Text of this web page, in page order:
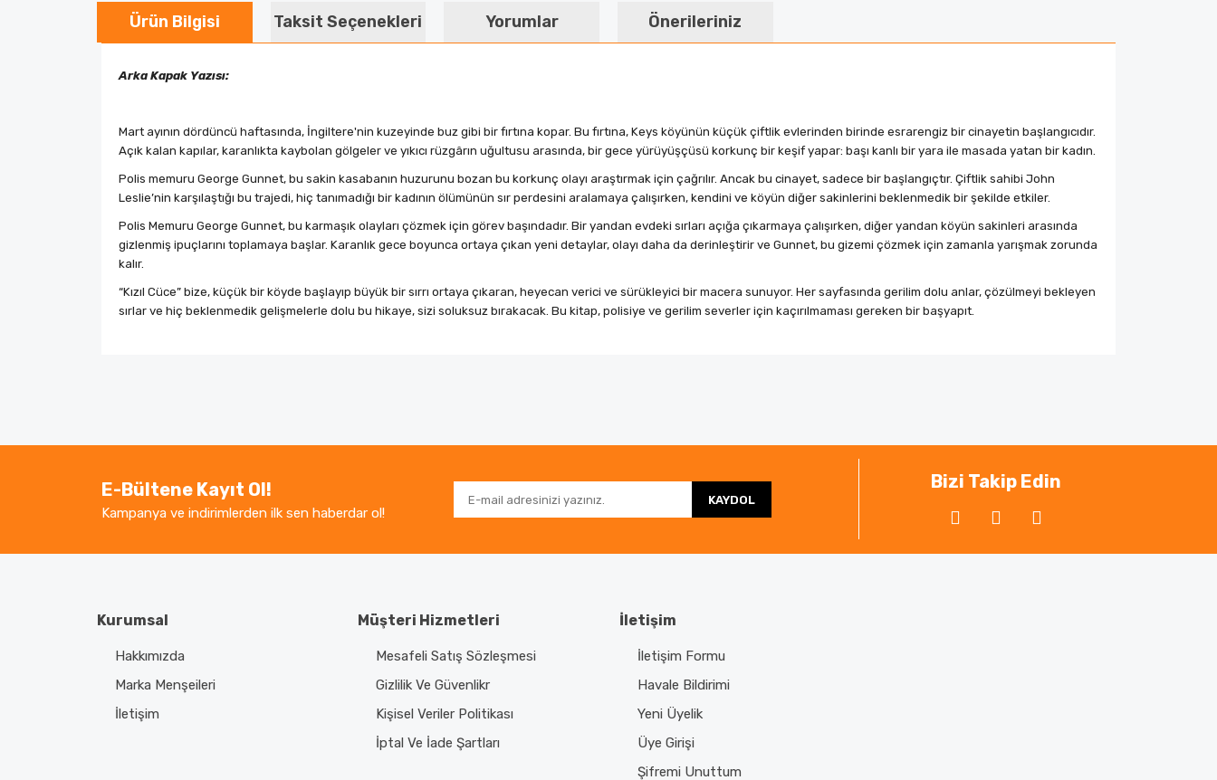
Ürün Bilgisi Taksit Seçenekleri Yorumlar Önerileriniz
Arka Kapak Yazısı:
Mart ayının dördüncü haftasında, İngiltere'nin kuzeyinde buz gibi bir fırtına kopar. Bu fırtına, Keys köyünün küçük çiftlik evlerinden birinde esrarengiz bir cinayetin başlangıcıdır.
Açık kalan kapılar, karanlıkta kaybolan gölgeler ve yıkıcı rüzgârın uğultusu arasında, bir gece yürüyüşçüsü korkunç bir keşif yapar: başı kanlı bir yara ile masada yatan bir kadın.
Polis memuru George Gunnet, bu sakin kasabanın huzurunu bozan bu korkunç olayı araştırmak için çağrılır. Ancak bu cinayet, sadece bir başlangıçtır. Çiftlik sahibi John
Leslie’nin karşılaştığı bu trajedi, hiç tanımadığı bir kadının ölümünün sır perdesini aralamaya çalışırken, kendini ve köyün diğer sakinlerini beklenmedik bir şekilde etkiler.
Polis Memuru George Gunnet, bu karmaşık olayları çözmek için görev başındadır. Bir yandan evdeki sırları açığa çıkarmaya çalışırken, diğer yandan köyün sakinleri arasında
gizlenmiş ipuçlarını toplamaya başlar. Karanlık gece boyunca ortaya çıkan yeni detaylar, olayı daha da derinleştirir ve Gunnet, bu gizemi çözmek için zamanla yarışmak zorunda
kalır.
“Kızıl Cüce” bize, küçük bir köyde başlayıp büyük bir sırrı ortaya çıkaran, heyecan verici ve sürükleyici bir macera sunuyor. Her sayfasında gerilim dolu anlar, çözülmeyi bekleyen
sırlar ve hiç beklenmedik gelişmelerle dolu bu hikaye, sizi soluksuz bırakacak. Bu kitap, polisiye ve gerilim severler için kaçırılmaması gereken bir başyapıt.
Ürün resmi kalitesiz, bozuk veya görüntülenemiyor.
Ürün bilgilerinde hatalar bulunuyor.
E-Bültene Kayıt Ol!
Kampanya ve indirimlerden ilk sen haberdar ol!
KAYDOL
Bizi Takip Edin
Kurumsal
Hakkımızda
Marka Menşeileri
İletişim
Müşteri Hizmetleri
Mesafeli Satış Sözleşmesi
Gizlilik Ve Güvenlikr
Kişisel Veriler Politikası
İptal Ve İade Şartları
İletişim
İletişim Formu
Havale Bildirimi
Yeni Üyelik
Üye Girişi
Şifremi Unuttum